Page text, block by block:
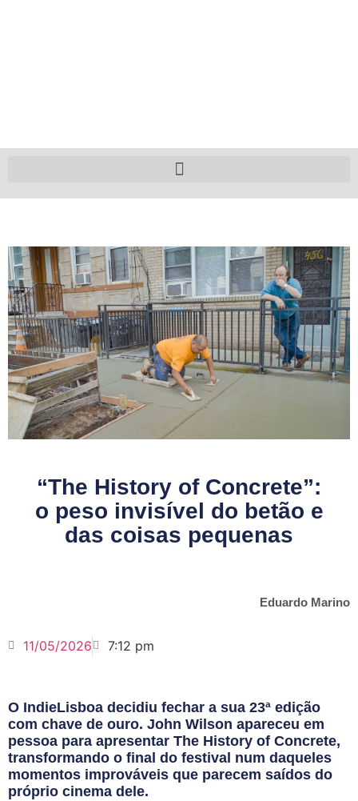
“The History of Concrete”:
o peso invisível do betão e
das coisas pequenas
Eduardo Marino
11/05/2026 7:12 pm
O IndieLisboa decidiu fechar a sua 23ª edição
com chave de ouro. John Wilson apareceu em
pessoa para apresentar The History of Concrete,
transformando o final do festival num daqueles
momentos improváveis que parecem saídos do
próprio cinema dele.